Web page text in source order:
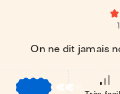
On ne dit jamais
€€